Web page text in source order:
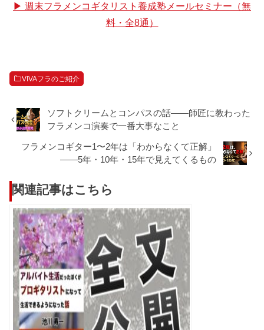
▶ 週末フラメンコギタリスト養成塾メールセミナー（無
料・全8通）
VIVAフラのご紹介
ソフトクリームとコンパスの話——師匠に教わった
フラメンコ演奏で一番大事なこと
フラメンコギター1〜2年は「わからなくて正解」
——5年・10年・15年で見えてくるもの
関連記事はこちら